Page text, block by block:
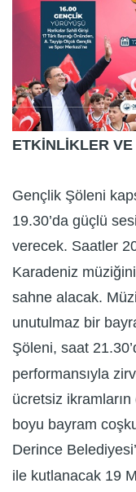
ETKİNLİKLER
Gençlik Şöleni
19.30’da güçlü
verecek. Saatler
Karadeniz
sahne alacak.
unutulmaz bir
Şöleni, saat
performansıyla
ücretsiz
boyu bayram
Derince
ile kutlanacak 19